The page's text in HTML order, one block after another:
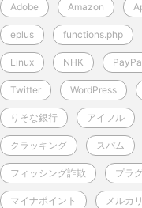
Adobe Amazon
eplus functions.php
Linux NHK
Twitter WordPress
りそな銀行 アイフル
クラッキング スパム
フィッシング詐欺 プラ
マイナポイント メルカリ